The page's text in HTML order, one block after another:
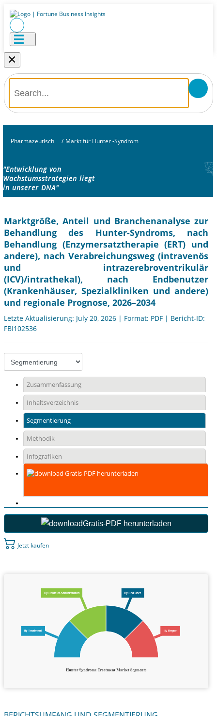
×
Pharmazeutisch / Markt für Hunter -Syndrom
"Entwicklung von
Wachstumsstrategien liegt
in unserer DNA"
Marktgröße, Anteil und Branchenanalyse zur
Behandlung des Hunter-Syndroms, nach
Behandlung (Enzymersatztherapie (ERT) und
andere), nach Verabreichungsweg (intravenös
und intrazerebroventrikulär
(ICV)/intrathekal), nach Endbenutzer
(Krankenhäuser, Spezialkliniken und andere)
und regionale Prognose, 2026–2034
Letzte Aktualisierung: July 20, 2026 | Format: PDF | Bericht-ID:
FBI102536
Zusammenfassung
Inhaltsverzeichnis
Segmentierung
Methodik
Infografiken
Gratis-PDF herunterladen
Gratis-PDF herunterladen
Jetzt kaufen